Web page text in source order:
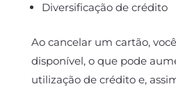
Diversificação de crédito
Ao cancelar um cartão,
disponível, o que pode
utilização de crédito e,